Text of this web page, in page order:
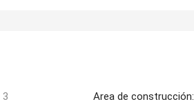
3
Area de construcción: